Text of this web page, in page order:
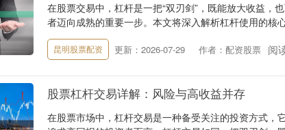
在股票交易中，杠杆是一把“双刃剑”，既能放大收益，
者迈向成熟的重要一步。本文将深入解析杠杆使用的核
昆明股票配资 更新：2026-07-29 作者：配资股票 阅
股票杠杆交易详解：风险与高收益并存
在股票市场中，杠杆交易是一种备受关注的投资方式，